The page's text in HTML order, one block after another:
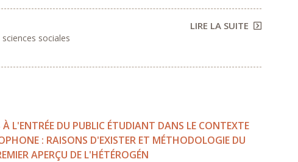
sociales
LIRE LA SUITE
À L'ENTRÉE DU PUBLIC ÉTUDIANT DANS LE CONTEXTE
: RAISONS D'EXISTER ET MÉTHODOLOGIE DU
APERÇU DE L'HÉTÉROGÉN